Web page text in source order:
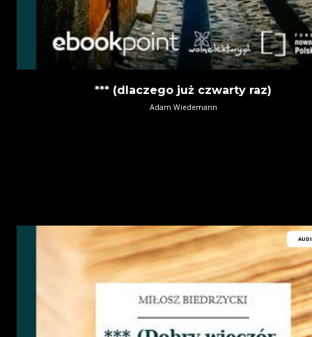
*** (dlaczego już czwarty raz)
Adam Wiedemann